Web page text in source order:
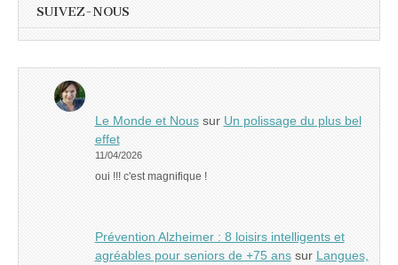
SUIVEZ-NOUS
Le Monde et Noussur Un polissage du plus bel
effet
11/04/2026
oui !!! c'est magnifique !
Prévention Alzheimer : 8 loisirs intelligents et
agréables pour seniors de +75 anssur Langues,